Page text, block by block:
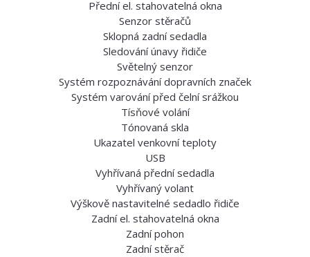
Přední el. stahovatelná okna
Senzor stěračů
Sklopná zadní sedadla
Sledování únavy řidiče
Světelný senzor
Systém rozpoznávání dopravních značek
Systém varování před čelní srážkou
Tísňové volání
Tónovaná skla
Ukazatel venkovní teploty
USB
Vyhřívaná přední sedadla
Vyhřívaný volant
Výškově nastavitelné sedadlo řidiče
Zadní el. stahovatelná okna
Zadní pohon
Zadní stěrač